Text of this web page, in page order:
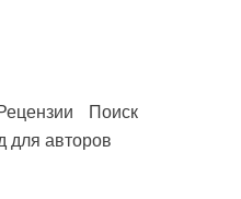
Поиск
для авторов